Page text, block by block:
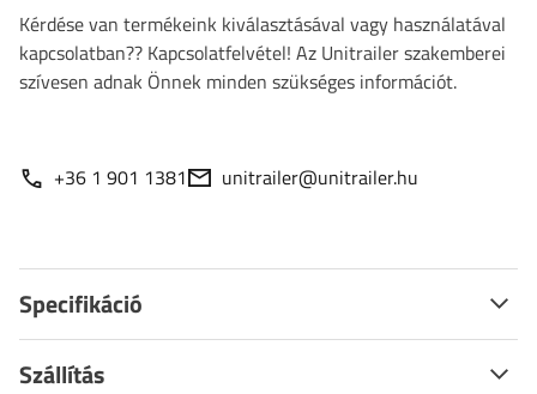
Kérdése van termékeink kiválasztásával vagy használatával
kapcsolatban?? Kapcsolatfelvétel! Az Unitrailer szakemberei
szívesen adnak Önnek minden szükséges információt.
+36 1 901 1381 unitrailer@unitrailer.hu
Specifikáció
Szállítás